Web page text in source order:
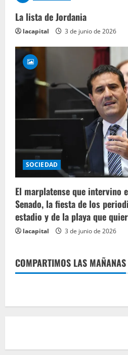
La lista de Jordania
lacapital 3 de junio de 2026
SOCIEDAD
El marplatense que intervino
Senado, la fiesta de los
estadio y de la playa que
lacapital 3 de junio de 2026
COMPARTIMOS LAS MAÑANAS